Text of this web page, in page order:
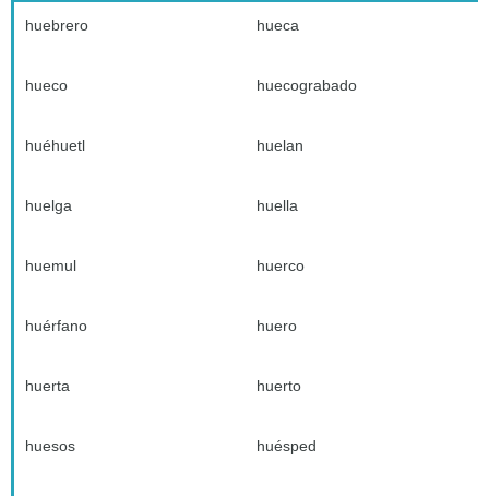
huebrero hueca
hueco huecograbado
huéhuetl huelan
huelga huella
huemul huerco
huérfano huero
huerta huerto
huesos huésped